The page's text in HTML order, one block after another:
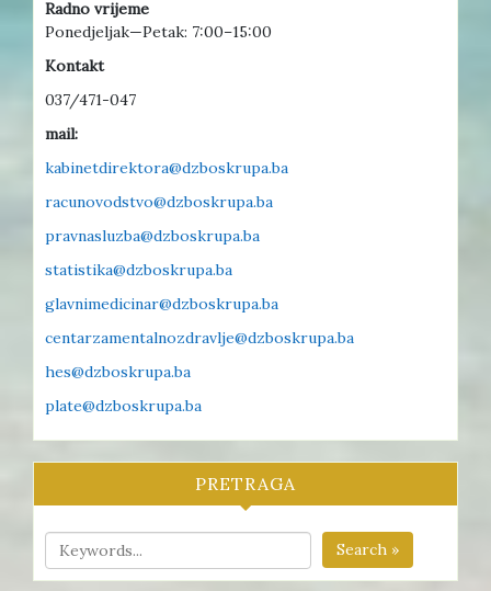
Radno vrijeme
Ponedjeljak—Petak: 7:00–15:00
Kontakt
037/471-047
mail:
kabinetdirektora@dzboskrupa.ba
racunovodstvo@dzboskrupa.ba
pravnasluzba@dzboskrupa.ba
statistika@dzboskrupa.ba
glavnimedicinar@dzboskrupa.ba
centarzamentalnozdravlje@dzboskrupa.ba
hes@dzboskrupa.ba
plate@dzboskrupa.ba
PRETRAGA
Search »